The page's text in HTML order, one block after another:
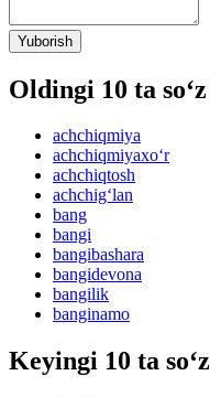
Yuborish
Oldingi 10 ta so‘z
achchiqmiya
achchiqmiyaxo‘r
achchiqtosh
achchig‘lan
bang
bangi
bangibashara
bangidevona
bangilik
banginamo
Keyingi 10 ta so‘z